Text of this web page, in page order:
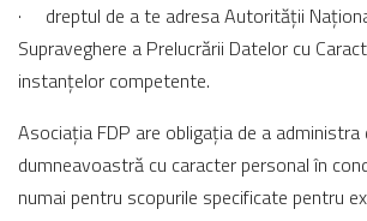
· dreptul de a te adresa Autorității
Supraveghere a Prelucrării Datelor cu
instanțelor competente.
Asociația FDP are obligația de a administra
dumneavoastră cu caracter personal în
numai pentru scopurile specificate pentru